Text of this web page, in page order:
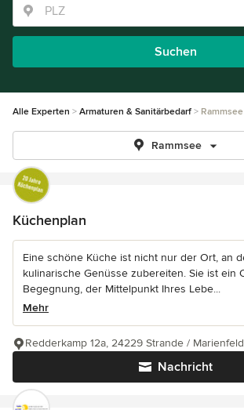
Suchen
Alle Experten Armaturen & Sanitärbedarf Rammsee
Rammsee
Küchenplan
Eine schöne Küche ist nicht nur der Ort, an
kulinarische Genüsse zubereiten. Sie ist ein
Begegnung, der Mittelpunkt Ihres Lebe...
Mehr
Nachricht
Redderkamp 12a, 24229 Strande /